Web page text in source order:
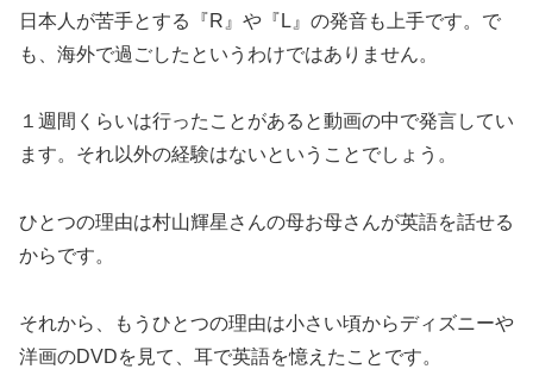
日本人が苦手とする『R』や『L』の発音も上手です。で
も、海外で過ごしたというわけではありません。
１週間くらいは行ったことがあると動画の中で発言してい
ます。それ以外の経験はないということでしょう。
ひとつの理由は村山輝星さんの母お母さんが英語を話せる
からです。
それから、もうひとつの理由は小さい頃からディズニーや
洋画のDVDを見て、耳で英語を憶えたことです。